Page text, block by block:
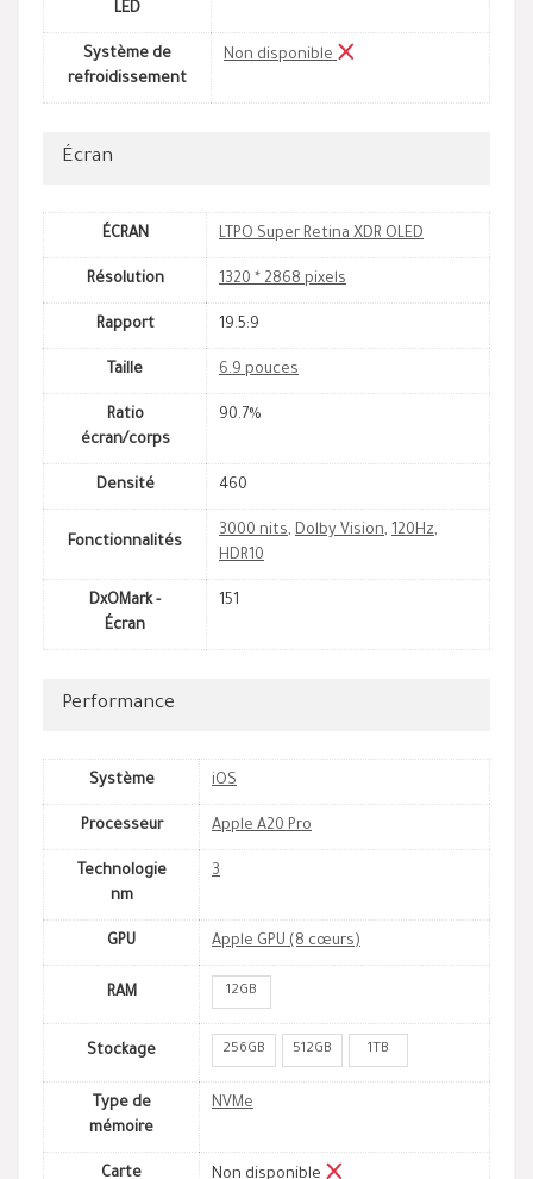
LED
Système de
refroidissement
Non disponible
Écran
ÉCRAN LTPO Super Retina XDR OLED
Résolution 1320 * 2868 pixels
Rapport 19.5:9
Taille 6.9 pouces
Ratio
écran/corps
90.7%
Densité 460
Fonctionnalités
3000 nits, Dolby Vision, 120Hz,
HDR10
DxOMark -
Écran
151
Performance
Système iOS
Processeur Apple A20 Pro
Technologie
nm
3
GPU Apple GPU (8 cœurs)
RAM 12GB
Stockage 256GB 512GB 1TB
Type de
mémoire
NVMe
Carte